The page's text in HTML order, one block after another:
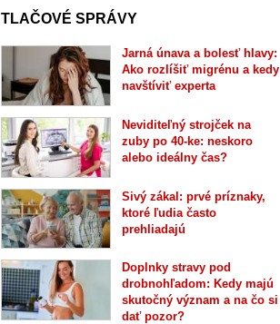
TLAČOVÉ SPRÁVY
Jarná únava a bolesť hlavy:
Ako rozlíšiť migrénu a kedy
navštíviť experta
Neviditeľný strojček na
zuby po 40-ke: neskoro
alebo ideálny čas?
Sivý zákal: prvé príznaky,
ktoré ľudia často
prehliadajú
Doplnky stravy pod
drobnohľadom: Kedy majú
skutočný význam a na čo si
dať pozor?